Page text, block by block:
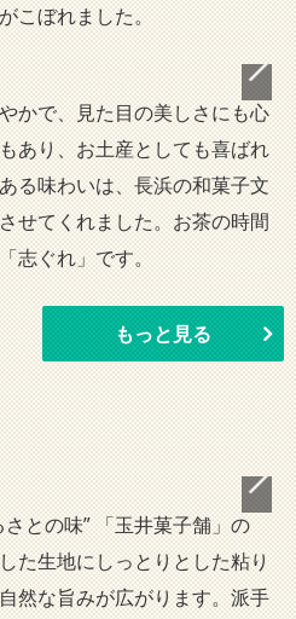
こぼれました。
かで、見た目の美しさにも心
あり、お土産としても喜ばれ
る味わいは、長浜の和菓子文
せてくれました。お茶の時間
志ぐれ」です。
もっと見る
との味” 「玉井菓子舗」の
た生地にしっとりとした粘り
然な旨みが広がります。派手